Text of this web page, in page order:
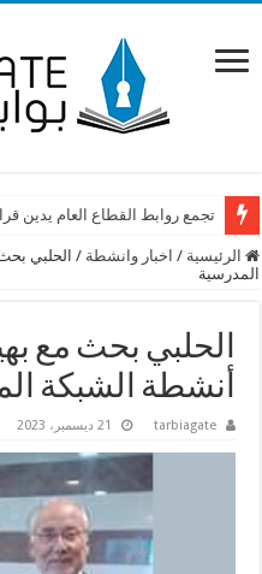
تجمع روابط القطاع العام يدين
الرئيسية / اخبار وانشطة / الحلبي
المدرسية
الحلبي بحث مع
أنشطة الشبكة
tarbiagate 21 ديسمبر، 2023